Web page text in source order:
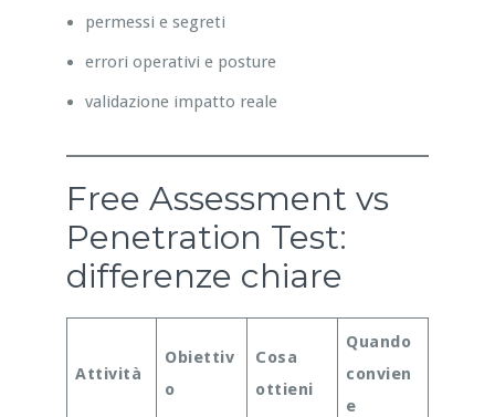
permessi e segreti
errori operativi e posture
validazione impatto reale
Free Assessment vs
Penetration Test:
differenze chiare
Attività
Obiettiv
o
Cosa
ottieni
Quando
convien
e